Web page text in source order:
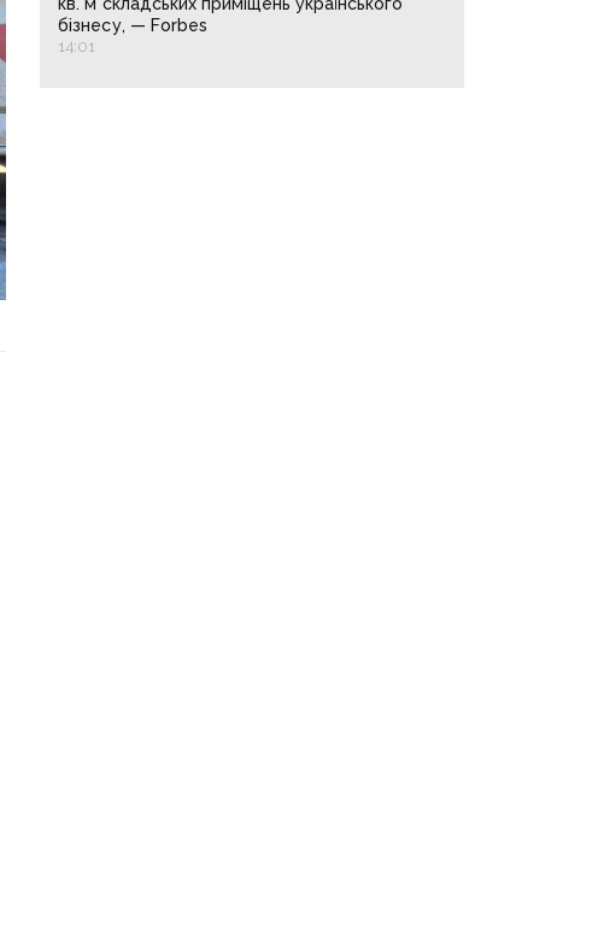
кв. м складських приміщень українського
бізнесу, — Forbes
14:01